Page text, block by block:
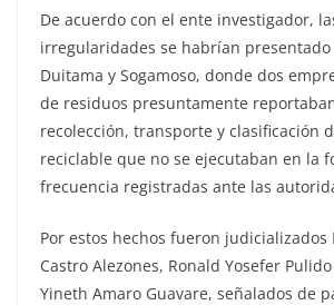
De acuerdo con el ente investigador,
irregularidades se habrían presentado
Duitama y Sogamoso, donde dos
de residuos presuntamente
recolección, transporte y clasificación
reciclable que no se ejecutaban en la
frecuencia registradas ante las
Por estos hechos fueron judicializados
Castro Alezones, Ronald Yosefer
Yineth Amaro Guavare, señalados de